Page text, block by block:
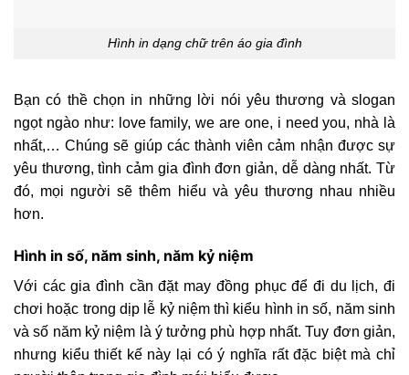
Hình in dạng chữ trên áo gia đình
Bạn có thề chọn in những lời nói yêu thương và slogan
ngọt ngào như: love family, we are one, i need you, nhà là
nhất,… Chúng sẽ giúp các thành viên cảm nhận được sự
yêu thương, tình cảm gia đình đơn giản, dễ dàng nhất. Từ
đó, mọi người sẽ thêm hiểu và yêu thương nhau nhiều
hơn.
Hình in số, năm sinh, năm kỷ niệm
Với các gia đình cần đặt may đồng phục để đi du lịch, đi
chơi hoặc trong dịp lễ kỷ niệm thì kiểu hình in số, năm sinh
và số năm kỷ niệm là ý tưởng phù hợp nhất. Tuy đơn giản,
nhưng kiểu thiết kế này lại có ý nghĩa rất đặc biệt mà chỉ